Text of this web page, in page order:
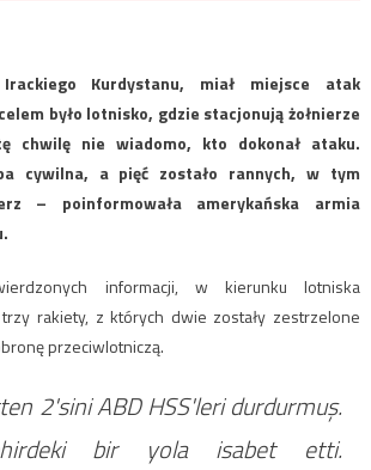
Kurdystanu, miał miejsce atak
było lotnisko, gdzie stacjonują żołnierze
chwilę nie wiadomo, kto dokonał ataku.
cywilna, a pięć zostało rannych, w tym
– poinformowała amerykańska armia
informacji, w kierunku lotniska
rakiety, z których dwie zostały zestrzelone
przeciwlotniczą.
2'sini ABD HSS'leri durdurmuş.
bir yola isabet etti.